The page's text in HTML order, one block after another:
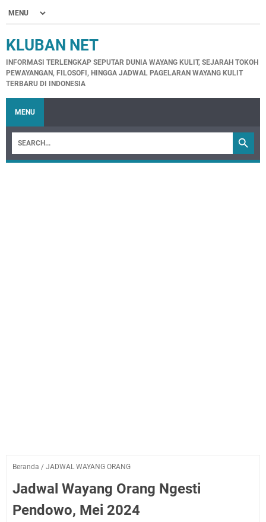
KLUBAN NET
INFORMASI TERLENGKAP SEPUTAR DUNIA WAYANG KULIT, SEJARAH TOKOH
PEWAYANGAN, FILOSOFI, HINGGA JADWAL PAGELARAN WAYANG KULIT
TERBARU DI INDONESIA
MENU
Beranda / JADWAL WAYANG ORANG
Jadwal Wayang Orang Ngesti
Pendowo, Mei 2024